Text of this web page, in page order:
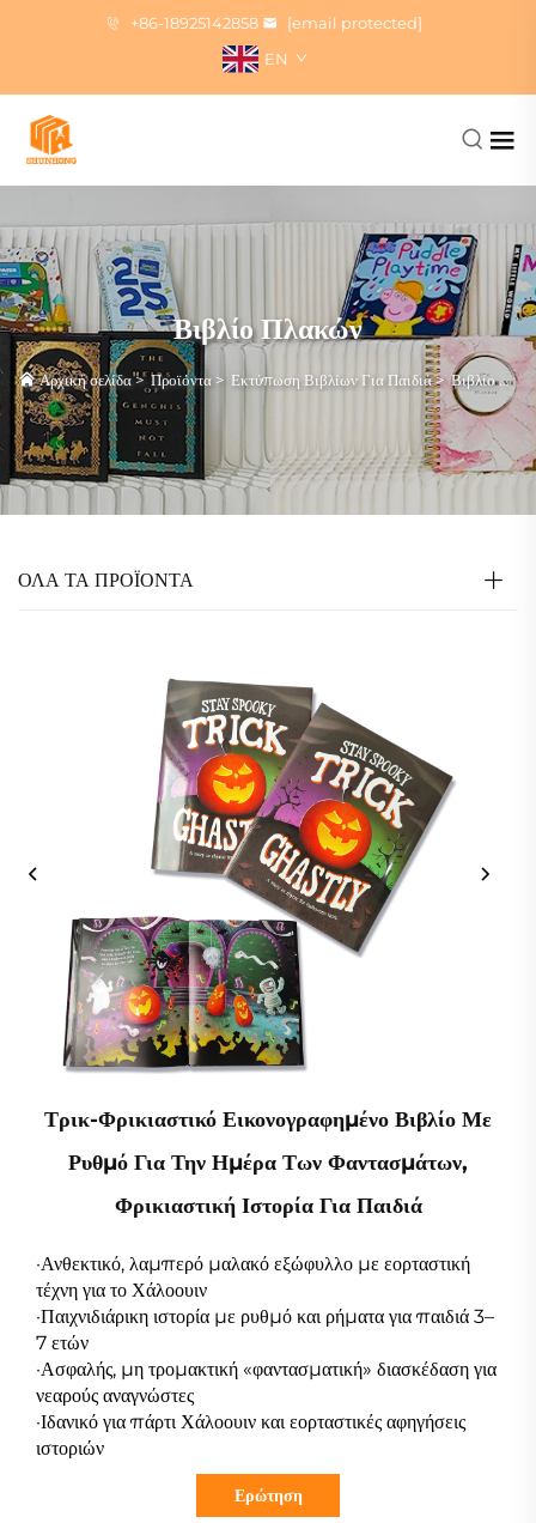
+86-18925142858
[email protected]
EN
Βιβλίο Πλακών
Αρχική σελίδα>Προϊόντα > Εκτύπωση Βιβλίων Για Παιδιά>Βιβλίο Πλακών
ΟΛΑ ΤΑ ΠΡΟΪΟΝΤΑ
Τρικ-Φρικιαστικό Εικονογραφημένο Βιβλίο Με
Ρυθμό Για Την Ημέρα Των Φαντασμάτων,
Φρικιαστική Ιστορία Για Παιδιά
·Ανθεκτικό, λαμπερό μαλακό εξώφυλλο με εορταστική
τέχνη για το Χάλοουιν
·Παιχνιδιάρικη ιστορία με ρυθμό και ρήματα για παιδιά 3–
7 ετών
·Ασφαλής, μη τρομακτική «φαντασματική» διασκέδαση για
νεαρούς αναγνώστες
·Ιδανικό για πάρτι Χάλοουιν και εορταστικές αφηγήσεις
ιστοριών
Ερώτηση